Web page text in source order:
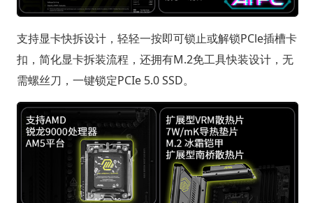
支持显卡快拆设计，轻轻一按即可锁止或解锁PCle插槽卡
扣，简化显卡拆装流程，还拥有M.2免工具快装设计，无
需螺丝刀，一键锁定PCIe 5.0 SSD。